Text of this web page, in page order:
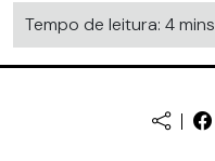
Tempo de leitura: 4 mins